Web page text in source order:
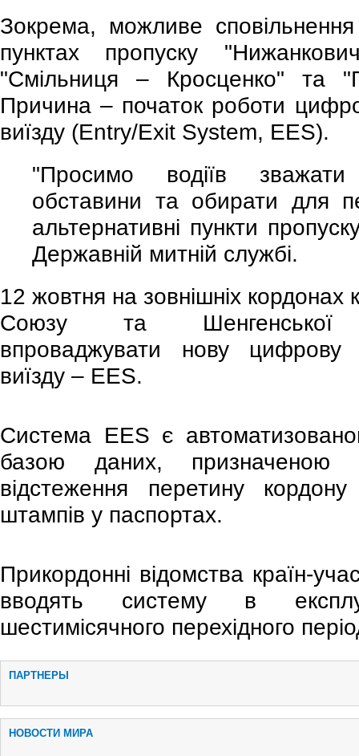
Зокрема, можливе
пунктах пропуску
"Смільниця – Кросценко" та
Причина – початок роботи
виїзду (Entry/Exit System, EES).
"Просимо водіїв
обставини та обирати для
альтернативні пункти
Державній митній службі.
12 жовтня на зовнішніх кордонах
Союзу та
впроваджувати нову цифрову
виїзду – EES.
Система EES є
базою даних, призначеною
відстеження перетину
штампів у паспортах.
Прикордонні відомства країн-
вводять систему в
шестимісячного перехідного
ПАРТНЕРЫ
НОВОСТИ МИРА